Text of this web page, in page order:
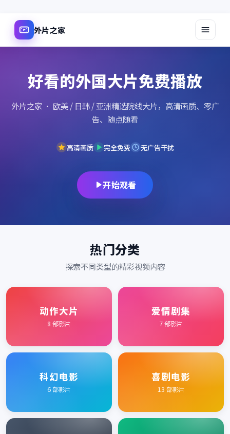
外片之家
好看的外国大片免费播放
外片之家 · 欧美 / 日韩 / 亚洲精选院线大片，高清画质、零广
告、随点随看
高清画质 完全免费 无广告干扰
开始观看
热门分类
探索不同类型的精彩视频内容
动作大片
8 部影片
爱情剧集
7部影片
科幻电影
6部影片
喜剧电影
13 部影片